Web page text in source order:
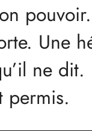
Une
ne dit.
permis.